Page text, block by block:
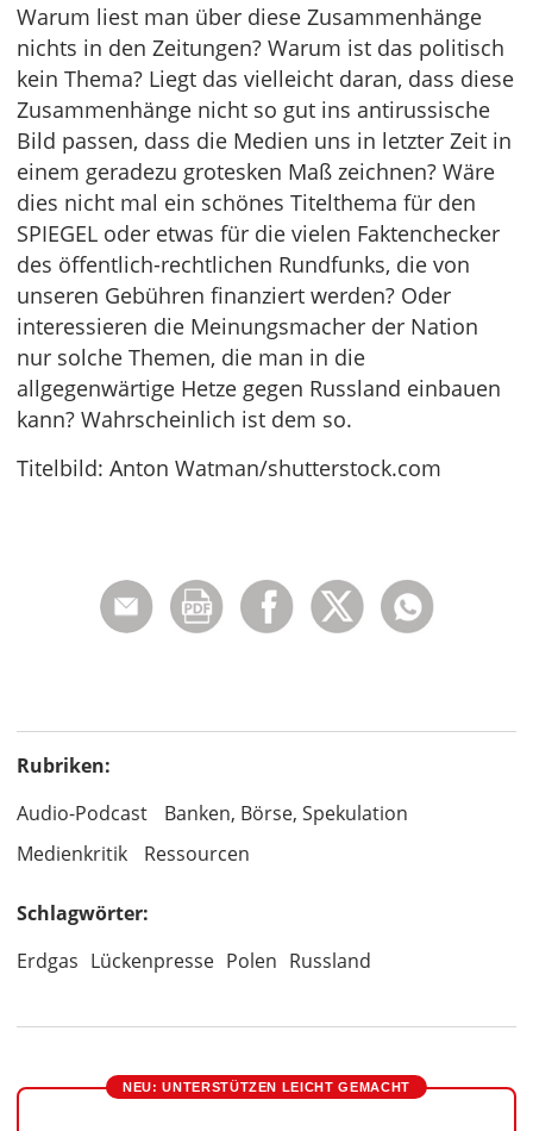
Warum liest man über diese Zusammenhänge
nichts in den Zeitungen? Warum ist das politisch
kein Thema? Liegt das vielleicht daran, dass diese
Zusammenhänge nicht so gut ins antirussische
Bild passen, dass die Medien uns in letzter Zeit in
einem geradezu grotesken Maß zeichnen? Wäre
dies nicht mal ein schönes Titelthema für den
SPIEGEL oder etwas für die vielen Faktenchecker
des öffentlich-rechtlichen Rundfunks, die von
unseren Gebühren finanziert werden? Oder
interessieren die Meinungsmacher der Nation
nur solche Themen, die man in die
allgegenwärtige Hetze gegen Russland einbauen
kann? Wahrscheinlich ist dem so.
Titelbild: Anton Watman/shutterstock.com
Rubriken:
Audio-Podcast
Banken, Börse, Spekulation
Medienkritik
Ressourcen
Schlagwörter:
Erdgas Lückenpresse Polen Russland
NEU: UNTERSTÜTZEN LEICHT GEMACHT